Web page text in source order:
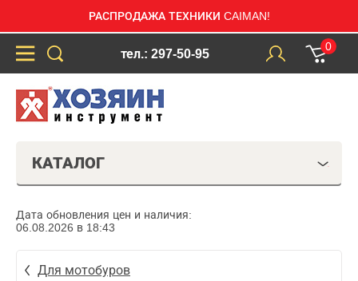
РАСПРОДАЖА ТЕХНИКИ CAIMAN!
тел.: 297-50-95
0
КАТАЛОГ
Дата обновления цен и наличия:
06.08.2026 в 18:43
Для мотобуров